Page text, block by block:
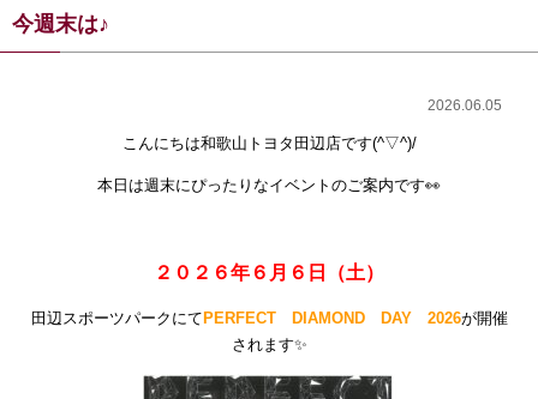
今週末は♪
2026.06.05
こんにちは和歌山トヨタ田辺店です(^▽^)/
本日は週末にぴったりなイベントのご案内です👀
２０２６年６月６日（土）
田辺スポーツパークにて PERFECT DIAMOND DAY 2026が開催
されます✨